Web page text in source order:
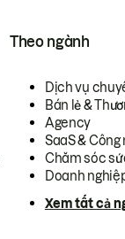
Theo ngành
Dịch vụ
Bán lẻ &
Agency
SaaS & Công
Chăm sóc
Doanh
Xem tất cả